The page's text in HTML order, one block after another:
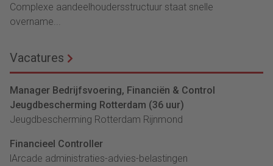
Complexe aandeelhoudersstructuur staat snelle
overname...
Vacatures
Manager Bedrijfsvoering, Financiën & Control
Jeugdbescherming Rotterdam (36 uur)
Jeugdbescherming Rotterdam Rijnmond
Financieel Controller
lArcade administraties-advies-belastingen